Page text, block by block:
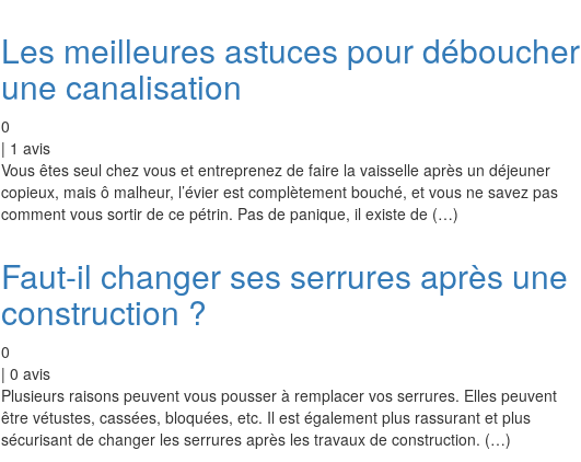
Les meilleures astuces pour déboucher
une canalisation
0
| 1 avis
Vous êtes seul chez vous et entreprenez de faire la vaisselle après un déjeuner
copieux, mais ô malheur, l’évier est complètement bouché, et vous ne savez pas
comment vous sortir de ce pétrin. Pas de panique, il existe de (…)
Faut-il changer ses serrures après une
construction ?
0
| 0 avis
Plusieurs raisons peuvent vous pousser à remplacer vos serrures. Elles peuvent
être vétustes, cassées, bloquées, etc. Il est également plus rassurant et plus
sécurisant de changer les serrures après les travaux de construction. (…)